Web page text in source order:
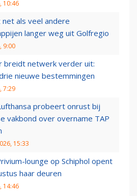
10:46
net als veel andere
langer weg uit Golfregio
9:00
breidt netwerk verder uit:
nieuwe bestemmingen
7:29
probeert onrust bij
vakbond over overname TAP
15:33
lounge op Schiphol opent
haar deuren
14:46